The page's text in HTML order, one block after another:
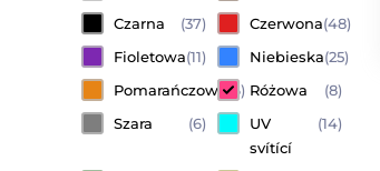
Czarna
(37) Czerwona(48)
Fioletowa(11) Niebieska(25)
Pomarańczowa(6) Różowa
(8)
Szara
(6)
UV
svítící
(14)